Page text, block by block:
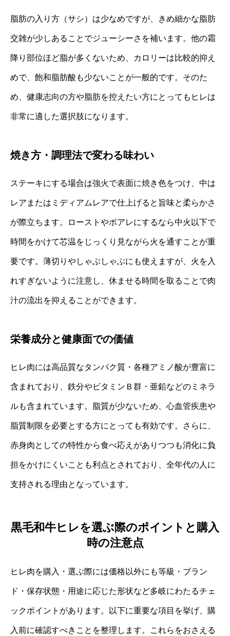
脂肪の入り方（サシ）は少なめですが、きめ細かな脂肪
交雑が少しあることでジューシーさを補います。他の霜
降り部位ほど脂が多くないため、カロリーは比較的抑え
めで、飽和脂肪酸も少ないことが一般的です。そのた
め、健康志向の方や脂肪を控えたい方にとってもヒレは
非常に適した選択肢になります。
焼き方・調理法で変わる味わい
ステーキにする場合は強火で表面に焼き色をつけ、中は
レアまたはミディアムレアで仕上げると旨味と柔らかさ
が際立ちます。ローストやポアレにするなら中火以下で
時間をかけて芯温をじっくり見ながら火を通すことが重
要です。薄切りやしゃぶしゃぶにも使えますが、火を入
れすぎないように注意し、休ませる時間を取ることで肉
汁の流出を抑えることができます。
栄養成分と健康面での価値
ヒレ肉には高品質なタンパク質・各種アミノ酸が豊富に
含まれており、鉄分やビタミンＢ群・亜鉛などのミネラ
ルも含まれています。脂質が少ないため、心血管疾患や
脂質制限を必要とする方にとっても有効です。さらに、
赤身肉としての特性から食べ応えがありつつも消化に負
担をかけにくいことも利点とされており、全年代の人に
支持される理由となっています。
黒毛和牛ヒレを選ぶ際のポイントと購入
時の注意点
ヒレ肉を購入・選ぶ際には価格以外にも等級・ブラン
ド・保存状態・用途に応じた形状など多岐にわたるチェ
ックポイントがあります。以下に重要な項目を挙げ、購
入前に確認すべきことを整理します。これらをおさえる